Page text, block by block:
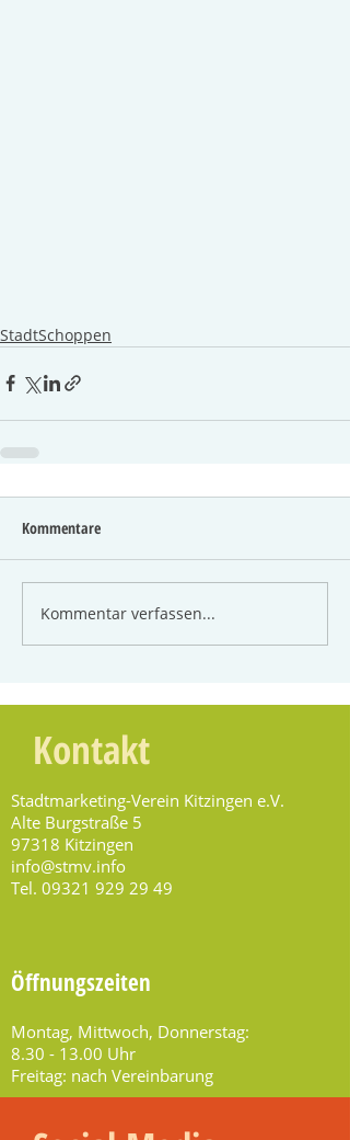
StadtSchoppen
Kommentare
Kommentar verfassen...
Kontakt
Stadtmarketing-Verein Kitzingen e.V.
Alte Burgstraße 5
97318 Kitzingen
info@stmv.info
Tel. 09321 929 29 49
Öffnungszeiten
Montag, Mittwoch, Donnerstag:
8.30 - 13.00 Uhr
Freitag: nach Vereinbarung